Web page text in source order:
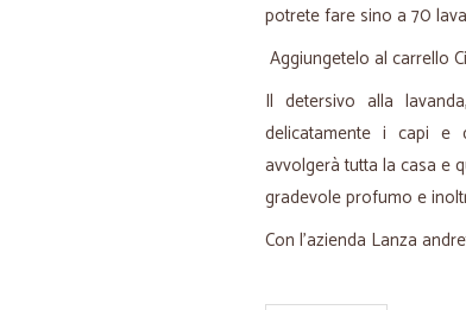
potrete fare sino a 70
Aggiungetelo al carrello
Il detersivo alla
delicatamente i capi e
avvolgerà tutta la casa e
gradevole profumo e
Con l'azienda Lanza